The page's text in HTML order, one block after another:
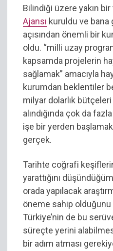
Bilindiği üzere yakın
Ajansı kuruldu ve bana
açısından önemli bir
oldu. “milli uzay
kapsamda projelerin
sağlamak” amacıyla
kurumdan beklentiler
milyar dolarlık
alındığında çok da
işe bir yerden
gerçek.
Tarihte coğrafi
yarattığını
orada yapılacak
öneme sahip olduğunu
Türkiye’nin de bu
süreçte yerini
bir adım atması